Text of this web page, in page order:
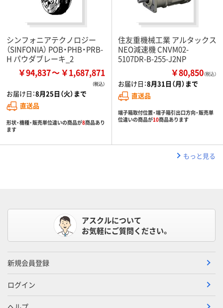
シンフォニアテクノロジー
（SINFONIA） POB・PHB・PRB-
H パウダブレーキ_2
￥94,837 ￥1,687,871
お届け日：8月25日（火）まで
直送品
形状・機種・販売単位違いの商品が8商品あり
ます
住友重機械工業 アルタックス
NEO減速機 CNVM02-
5107DR-B-255-J2NP
￥80,850（税込）
お届け日：8月31日（月）まで
直送品
端子箱取付位置・端子箱引出口方向・販売単
位違いの商品が10商品あります
もっと見る
アスクルについて
お気軽にご質問ください。
新規会員登録
ログイン